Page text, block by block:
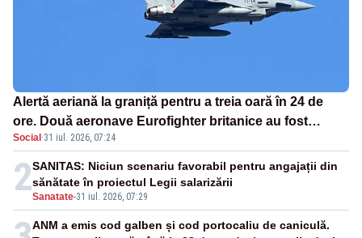
Alertă aeriană la graniță pentru a treia oară în 24 de
ore. Două aeronave Eurofighter britanice au fost
ridicate de la sol
Social ·31 iul. 2026, 07:24
2Sanatate-31 iul. 2026, 07:29
SANITAS: Niciun scenariu favorabil pentru angajații din
sănătate în proiectul Legii salarizării
ANM a emis cod galben și cod portocaliu de caniculă.